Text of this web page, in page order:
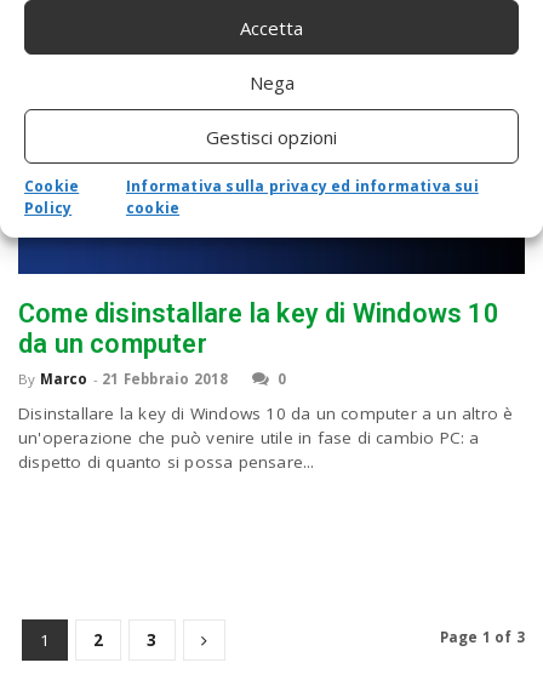
Accetta
Nega
Gestisci opzioni
Cookie
Policy
Informativa sulla privacy ed informativa sui
cookie
Come disinstallare la key di Windows 10
da un computer
By Marco - 21 Febbraio 2018 0
Disinstallare la key di Windows 10 da un computer a un altro è
un'operazione che può venire utile in fase di cambio PC: a
dispetto di quanto si possa pensare...
1 2 3 Page 1 of 3